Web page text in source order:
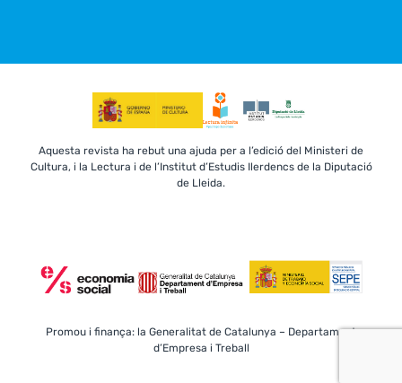
Aquesta revista ha rebut una ajuda per a l’edició del Ministeri de
Cultura, i la Lectura i de l’Institut d’Estudis Ilerdencs de la Diputació
de Lleida.
Promou i finança: la Generalitat de Catalunya – Departament
d’Empresa i Treball